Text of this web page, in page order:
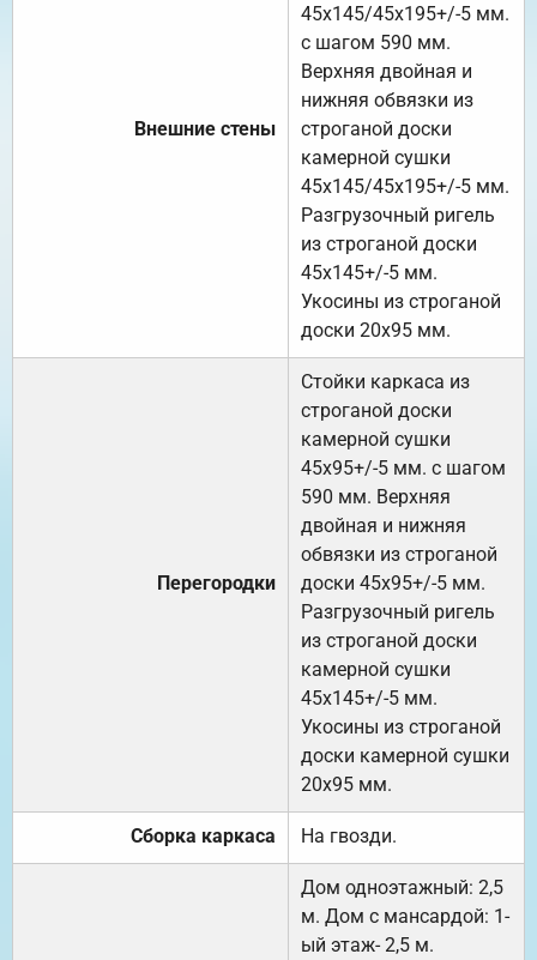
Внешние стены
45х145/45х195+/-5 мм.
с шагом 590 мм.
Верхняя двойная и
нижняя обвязки из
строганой доски
камерной сушки
45х145/45х195+/-5 мм.
Разгрузочный ригель
из строганой доски
45х145+/-5 мм.
Укосины из строганой
доски 20х95 мм.
Перегородки
Стойки каркаса из
строганой доски
камерной сушки
45х95+/-5 мм. с шагом
590 мм. Верхняя
двойная и нижняя
обвязки из строганой
доски 45х95+/-5 мм.
Разгрузочный ригель
из строганой доски
камерной сушки
45х145+/-5 мм.
Укосины из строганой
доски камерной сушки
20х95 мм.
Сборка каркаса На гвозди.
Дом одноэтажный: 2,5
м. Дом с мансардой: 1-
ый этаж- 2,5 м.